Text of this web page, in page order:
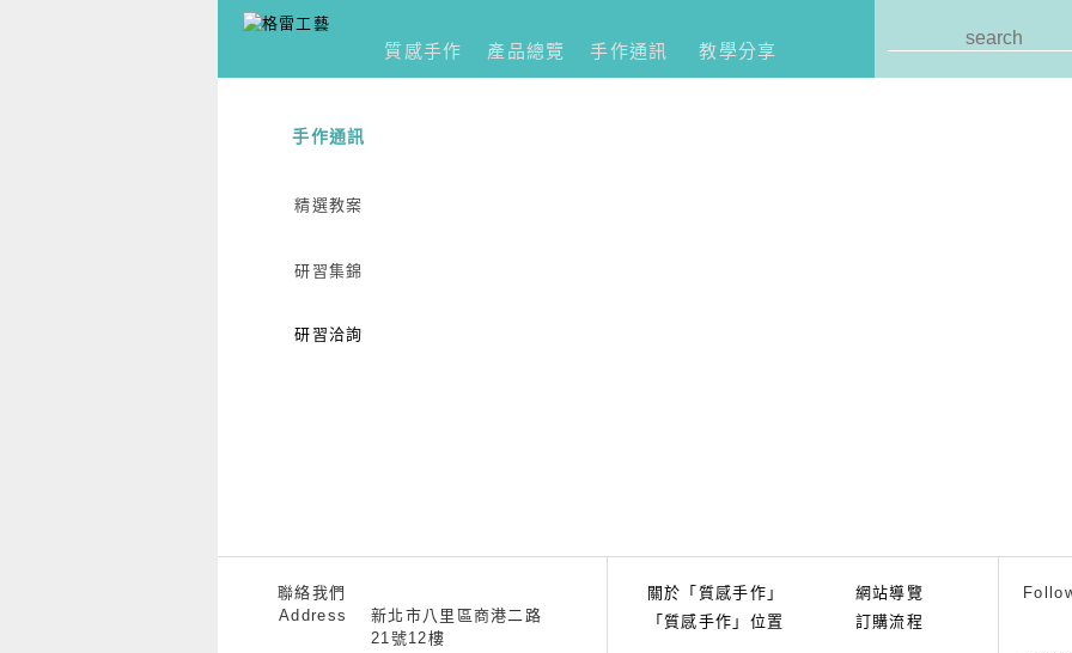
質感手作 產品總覽 手作通訊 教學分享
手作通訊
精選教案
研習集錦
研習洽詢
聯絡我們
Address
新北市八里區商港二路
21號12樓
關於「質感手作」
網站導覽
「質感手作」位置
訂購流程